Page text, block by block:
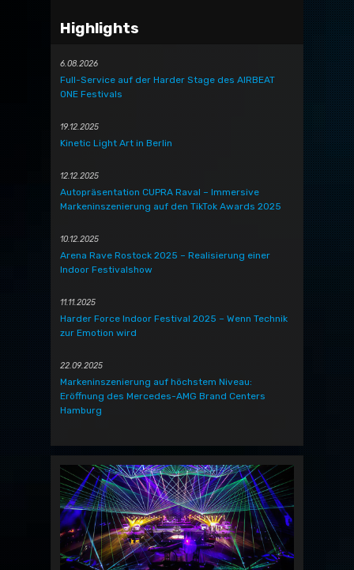
Highlights
6.08.2026
Full-Service auf der Harder Stage des AIRBEAT
ONE Festivals
19.12.2025
Kinetic Light Art in Berlin
12.12.2025
Autopräsentation CUPRA Raval – Immersive
Markeninszenierung auf den TikTok Awards 2025
10.12.2025
Arena Rave Rostock 2025 – Realisierung einer
Indoor Festivalshow
11.11.2025
Harder Force Indoor Festival 2025 – Wenn Technik
zur Emotion wird
22.09.2025
Markeninszenierung auf höchstem Niveau:
Eröffnung des Mercedes-AMG Brand Centers
Hamburg